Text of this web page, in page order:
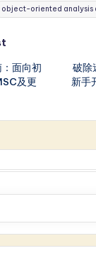
object-oriented analysis
面向初
及更
破
新手